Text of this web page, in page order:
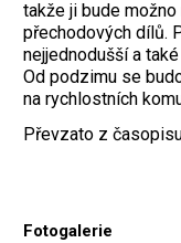
takže ji bude
přechodových dílů.
nejjednodušší a
Od podzimu se
na rychlostních
Převzato z
Fotogalerie